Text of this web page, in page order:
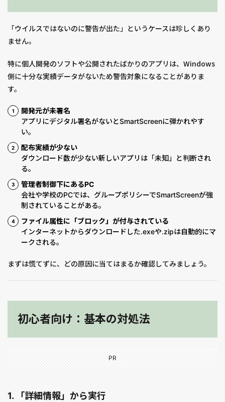
「ウイルスではないのに警告が出た」というケースは珍しくあり
ません。
特に個人開発のソフトや公開されたばかりのアプリは、Windows
側に十分な実績データがないため警告対象になることがありま
す。
開発元が未署名
アプリにデジタル署名がないとSmartScreenに弾かれやす
い。
配布実績が少ない
ダウンロード数が少ない新しいアプリは「未知」と判断され
る。
管理者制御下にあるPC
会社や学校のPCでは、グループポリシーでSmartScreenが強
制されていることがある。
ファイル属性に「ブロック」が付与されている
インターネットからダウンロードした.exeや.zipは自動的にマ
ークされる。
まずは慌てずに、どの原因に当てはまるか確認してみましょう。
初心者向け：基本の対処法
PR
1. 「詳細情報」から実行